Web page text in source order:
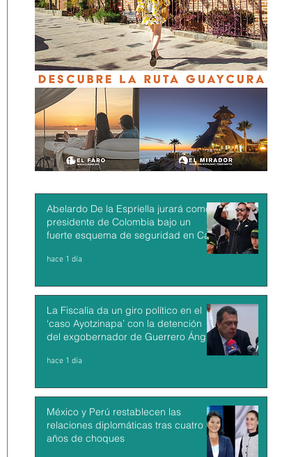
Abelardo De la Espriella jurará como
presidente de Colombia bajo un
fuerte esquema de seguridad en Cali
hace 1 día
La Fiscalía da un giro político en el
‘caso Ayotzinapa’ con la detención
del exgobernador de Guerrero Ángel
hace 1 día
México y Perú restablecen las
relaciones diplomáticas tras cuatro
años de choques